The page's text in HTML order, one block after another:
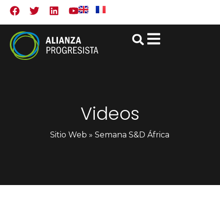
Videos
Sitio Web »Semana S&D África